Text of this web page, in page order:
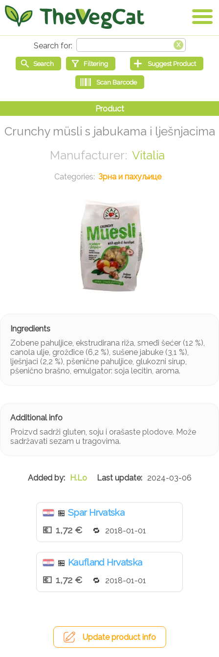
Crunchy müsli s jabukama i lješnjacima
Vitalia
Зрна и пахуљице
Zobene pahuljice, ekstrudirana riža, smeđi šećer (12 %),
canola ulje, grožđice (6,2 %), sušene jabuke (3,1 %),
lješnjaci (2,2 %), pšenične pahuljice, glukozni sirup,
pšenično brašno, emulgator: soja lecitin, aroma.
Proizvd sadrži gluten, soju i orašaste plodove. Može
sadržavati sezam u tragovima.
H.Lo 2024-03-06
🏪 Spar Hrvatska
1,72 €
2018-01-01
🏪 Kaufland Hrvatska
1,72 €
2018-01-01
Update product info